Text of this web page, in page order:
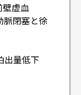
虚血
脈閉塞と徐
出量低下